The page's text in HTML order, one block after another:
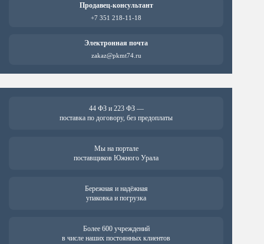
Продавец-консультант
+7 351 218-11-18
Электронная почта
zakaz@pkmt74.ru
44 ФЗ и 223 ФЗ —
поставка по договору, без предоплаты
Мы на портале
поставщиков Южного Урала
Бережная и надёжная
упаковка и погрузка
Более 600 учреждений
в числе наших постоянных клиентов